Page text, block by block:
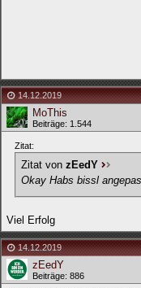
14.12.2019
MoThis
Beiträge: 1.544
Zitat:
Zitat von zEedY
Okay Habs bissl
Viel Erfolg
14.12.2019
zEedY
Beiträge: 886